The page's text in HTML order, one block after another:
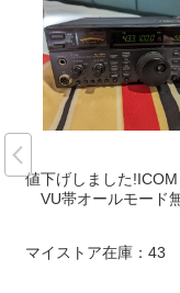
値下げしました
VU帯オールモード
マイストア在庫： 43